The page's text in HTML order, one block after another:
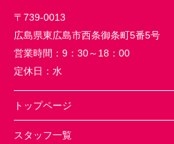
〒739-0013
広島県東広島市西条御条町5番5号
営業時間： 9：30～18：00
定休日： 水
トップページ
スタッフ一覧